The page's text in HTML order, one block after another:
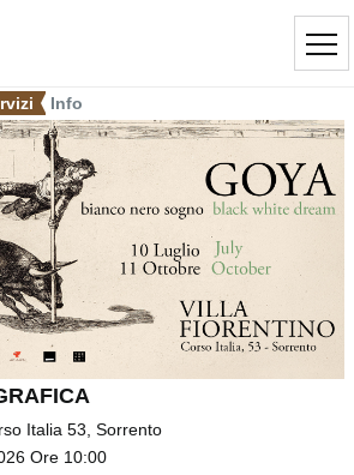
Info
Italia 53, Sorrento
Ore 10:00